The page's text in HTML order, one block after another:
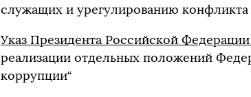
служащих и урегулированию конфликта
Указ Президента Российской
реализации отдельных положений
коррупции“